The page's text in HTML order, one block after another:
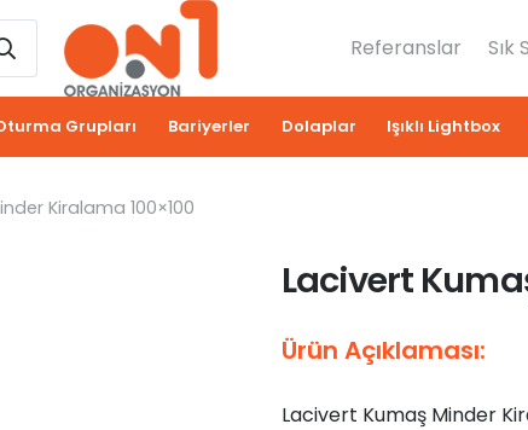
Referanslar Sık
Grupları Bariyerler Dolaplar Işıklı Lightbox
Kiralama 100×100
Lacivert
Ürün Açıklaması:
Lacivert Kumaş Minder